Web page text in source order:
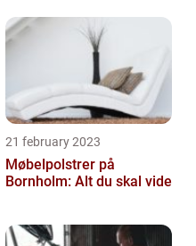
21 february 2023
Møbelpolstrer på
Bornholm: Alt du skal vide